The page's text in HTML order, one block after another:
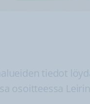
tiedot
osoitteessa